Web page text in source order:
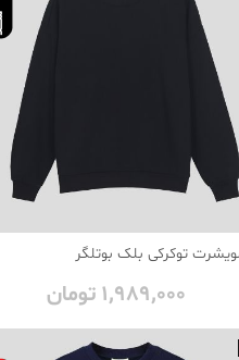
توکرکی بلک بوتلگر
1٬989٬000 تومان